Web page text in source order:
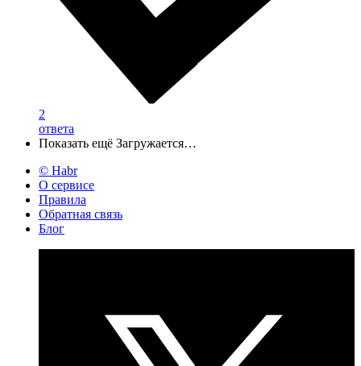
2
ответа
Показать ещё Загружается…
© Habr
О сервисе
Правила
Обратная связь
Блог